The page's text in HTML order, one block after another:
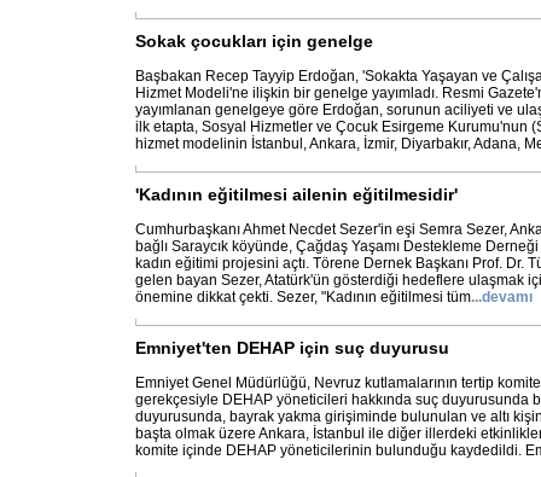
Sokak çocukları için genelge
Başbakan Recep Tayyip Erdoğan, 'Sokakta Yaşayan ve
Hizmet Modeli'ne ilişkin bir genelge yayımladı. Resmi
yayımlanan genelgeye göre Erdoğan, sorunun aciliyeti ve
ilk etapta, Sosyal Hizmetler ve Çocuk Esirgeme Kurumu'nun
hizmet modelinin İstanbul, Ankara, İzmir, Diyarbakır, Adana,
'Kadının eğitilmesi ailenin eğitilmesidir'
Cumhurbaşkanı Ahmet Necdet Sezer'in eşi Semra Sezer,
bağlı Saraycık köyünde, Çağdaş Yaşamı Destekleme
kadın eğitimi projesini açtı. Törene Dernek Başkanı Prof. Dr.
gelen bayan Sezer, Atatürk'ün gösterdiği hedeflere ulaşmak
önemine dikkat çekti. Sezer, "Kadının eğitilmesi tüm...devamı
Emniyet'ten DEHAP için suç duyurusu
Emniyet Genel Müdürlüğü, Nevruz kutlamalarının tertip
gerekçesiyle DEHAP yöneticileri hakkında suç duyurusunda
duyurusunda, bayrak yakma girişiminde bulunulan ve altı
başta olmak üzere Ankara, İstanbul ile diğer illerdeki
komite içinde DEHAP yöneticilerinin bulunduğu kaydedildi.